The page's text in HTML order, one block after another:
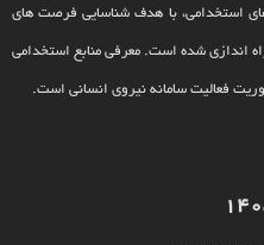
استخدامی، با هدف شناسایی فرصت های
اندازی شده است. معرفی منابع استخدامی
فعالیت سامانه نیروی انسانی است.